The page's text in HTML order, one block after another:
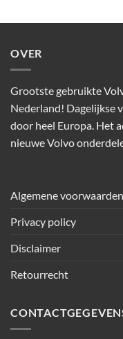
OVER
Grootste gebruikte
Nederland! Dagelijkse
door heel Europa. Het
nieuwe Volvo
Algemene voorwaarden
Privacy policy
Disclaimer
Retourrecht